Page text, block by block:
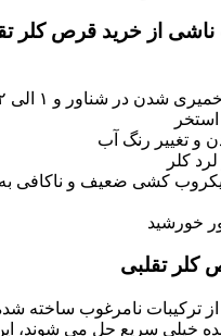
از خرید قرص‌ کلر
و تغییر رنگ آب
کلر
کشی ضعیف و ناکافی به
خورشید
تقلبی
ترکیبات نامرغوب ساخته
خیلی سریع حل می‌ شوند،